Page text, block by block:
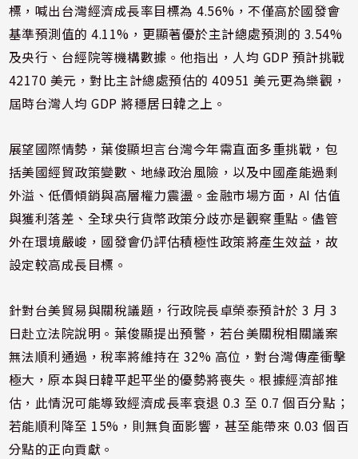
標，喊出台灣經濟成長率目標為 4.56%，不僅高於國發會
基準預測值的 4.11%，更顯著優於主計總處預測的 3.54%
及央行、台經院等機構數據。他指出，人均 GDP 預計挑戰
42170 美元，對比主計總處預估的 40951 美元更為樂觀，
屆時台灣人均 GDP 將穩居日韓之上。
展望國際情勢，葉俊顯坦言台灣今年需直面多重挑戰，包
括美國經貿政策變數、地緣政治風險，以及中國產能過剩
外溢、低價傾銷與高層權力震盪。金融市場方面，AI 估值
與獲利落差、全球央行貨幣政策分歧亦是觀察重點。儘管
外在環境嚴峻，國發會仍評估積極性政策將產生效益，故
設定較高成長目標。
針對台美貿易與關稅議題，行政院長卓榮泰預計於 3 月 3
日赴立法院說明。葉俊顯提出預警，若台美關稅相關議案
無法順利通過，稅率將維持在 32% 高位，對台灣傳產衝擊
極大，原本與日韓平起平坐的優勢將喪失。根據經濟部推
估，此情況可能導致經濟成長率衰退 0.3 至 0.7 個百分點；
若能順利降至 15%，則無負面影響，甚至能帶來 0.03 個百
分點的正向貢獻。